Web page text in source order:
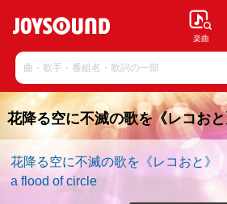
楽曲
花降る空に不滅の歌を《レコお
花降る空に不滅の歌を《レコおと》
a flood of circle